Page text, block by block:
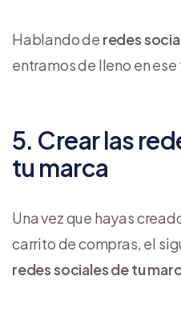
Hablando de redes
entramos de lleno en ese
5. Crear las
tu marca
Una vez que hayas
carrito de compras, el
redes sociales de tu